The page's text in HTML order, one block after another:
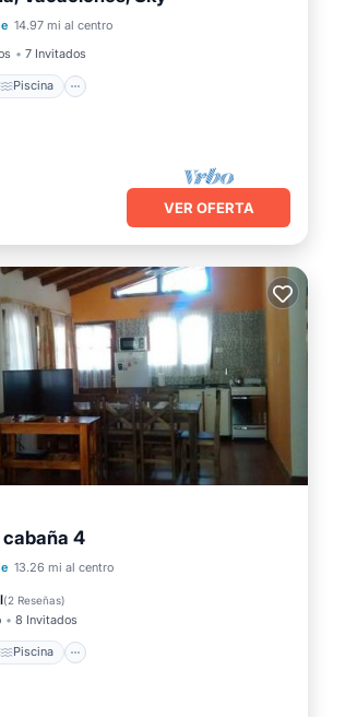
14.97 mi al centro
7 Invitados
Piscina
Cocina
VER OFERTA
cabaña 4
13.26 mi al centro
(2 Reseñas)
8 Invitados
Piscina
Piscina